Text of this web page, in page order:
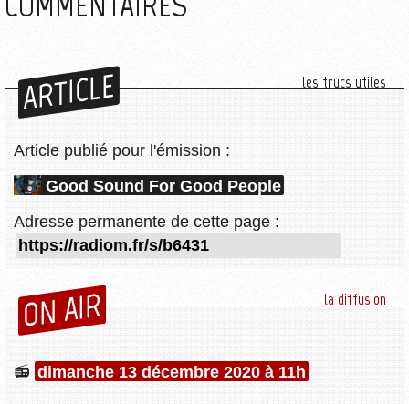
ARTICLE les trucs utiles
Article publié pour l'émission :
Good Sound For Good People
Adresse permanente de cette page :
ON AIR la diffusion
dimanche 13 décembre 2020 à 11h